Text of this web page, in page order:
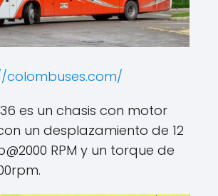
colombuses.com/
es un chasis con motor
un desplazamiento de 12
RPM y un torque de